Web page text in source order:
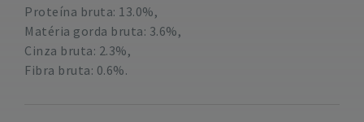
Proteína bruta: 13.0%,
Matéria gorda bruta: 3.6%,
Cinza bruta: 2.3%,
Fibra bruta: 0.6%.